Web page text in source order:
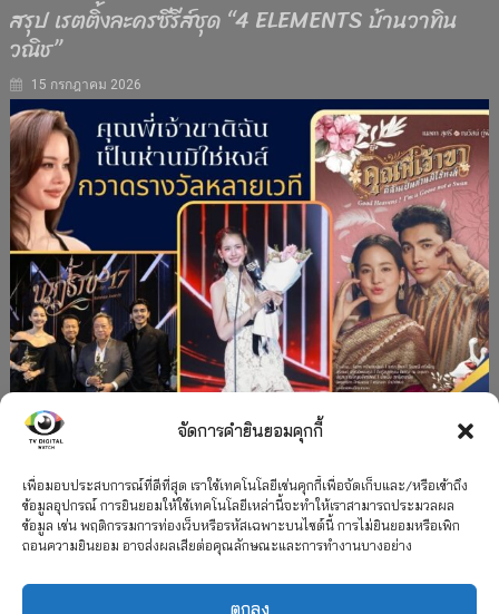
จัดการคำยินยอมคุกกี้
เพื่อมอบประสบการณ์ที่ดีที่สุด เราใช้เทคโนโลยีเช่นคุกกี้เพื่อจัดเก็บและ/หรือเข้าถึง
ข้อมูลอุปกรณ์ การยินยอมให้ใช้เทคโนโลยีเหล่านี้จะทำให้เราสามารถประมวลผล
ข้อมูล เช่น พฤติกรรมการท่องเว็บหรือรหัสเฉพาะบนไซต์นี้ การไม่ยินยอมหรือเพิก
ถอนความยินยอม อาจส่งผลเสียต่อคุณลักษณะและการทำงานบางอย่าง
ตกลง
สรุป เรตติ้งละครซีรีส์ชุด “4 ELEMENTS บ้านวาทิน
วณิช”
15 กรกฎาคม 2026
”คุณพี่เจ้าขาดิฉันเป็นห่านมิใช่หงส์” กวาดรางวัล
เพียบ จาก 8 เวที